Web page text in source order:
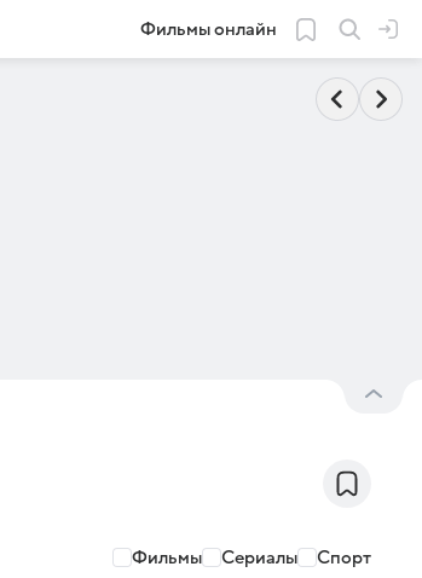
Фильмы онлайн
Фильмы Сериалы Спорт